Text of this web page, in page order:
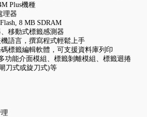
Plus機種
理器
8 MB SDRAM
移動式標籤感測器
語言，撰寫程式輕鬆上手
標籤編輯軟體，可支援資料庫列印
功能介面模組、標籤剝離模組、標籤迴捲
刀式或旋刀式)等